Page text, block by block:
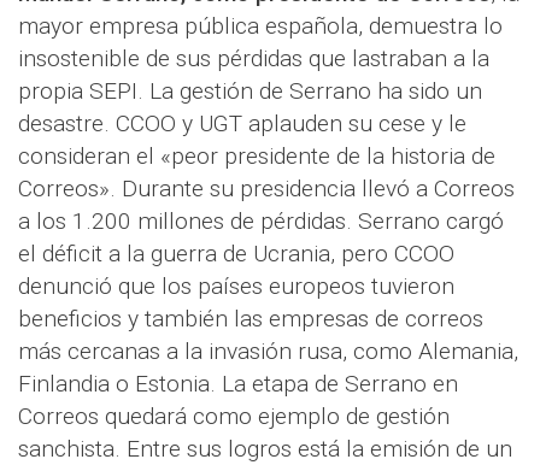
mayor empresa pública española, demuestra lo
insostenible de sus pérdidas que lastraban a la
propia SEPI. La gestión de Serrano ha sido un
desastre. CCOO y UGT aplauden su cese y le
consideran el «peor presidente de la historia de
Correos». Durante su presidencia llevó a Correos
a los 1.200 millones de pérdidas. Serrano cargó
el déficit a la guerra de Ucrania, pero CCOO
denunció que los países europeos tuvieron
beneficios y también las empresas de correos
más cercanas a la invasión rusa, como Alemania,
Finlandia o Estonia. La etapa de Serrano en
Correos quedará como ejemplo de gestión
sanchista. Entre sus logros está la emisión de un